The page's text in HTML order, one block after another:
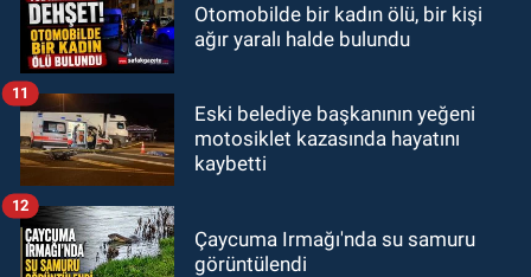
Otomobilde bir kadın ölü, bir kişi
ağır yaralı halde bulundu
Eski belediye başkanının yeğeni
motosiklet kazasında hayatını
kaybetti
11
Çaycuma Irmağı'nda su samuru
görüntülendi
12